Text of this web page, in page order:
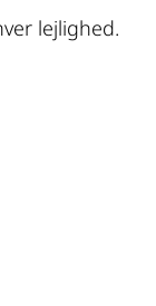
lejlighed.